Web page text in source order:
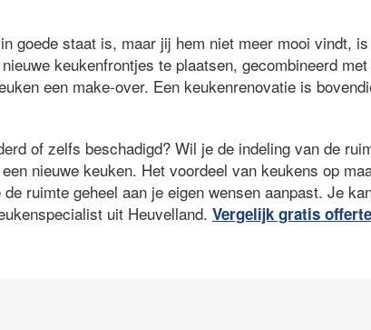
goede staat is, maar jij hem niet meer mooi vindt,
keukenfrontjes te plaatsen, gecombineerd
een make-over. Een keukenrenovatie is
of zelfs beschadigd? Wil je de indeling van de
nieuwe keuken. Het voordeel van keukens op
ruimte geheel aan je eigen wensen aanpast. Je
uit Heuvelland. Vergelijk gratis